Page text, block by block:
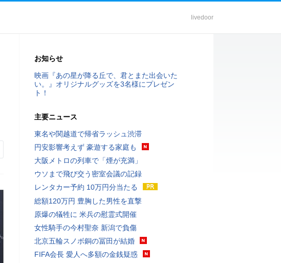
livedoor
お知らせ
映画『あの星が降る丘で、君とまた出会いた
い。』オリジナルグッズを3名様にプレゼン
ト！
主要ニュース
東名や関越道で帰省ラッシュ渋滞
円安影響考えず 豪遊する家庭も
大阪メトロの列車で「煙が充満」
ウソまで飛び交う密室会議の記録
レンタカー予約 10万円分当たる
総額120万円 豊胸した男性を直撃
原爆の犠牲に 米兵の慰霊式開催
女性騎手の今村聖奈 新潟で負傷
北京五輪スノボ銅の冨田が結婚
FIFA会長 愛人へ多額の金銭疑惑